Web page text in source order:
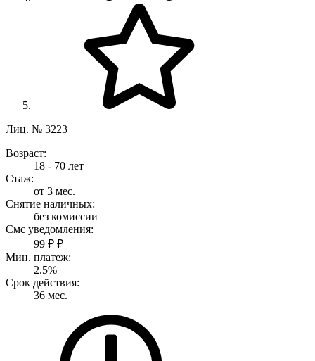
Лиц. № 3223
Возраст:
18 - 70 лет
Стаж:
от 3 мес.
Снятие наличных:
без комиссии
Смс уведомления:
99 ₽ ₽
Мин. платеж:
2.5%
Срок действия:
36 мес.